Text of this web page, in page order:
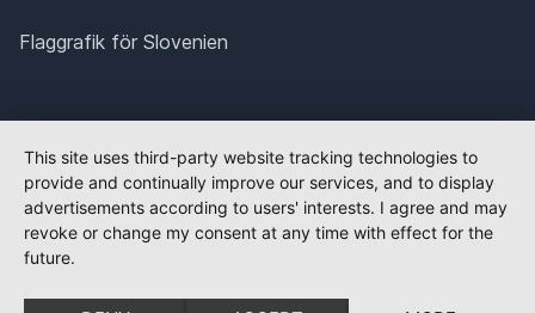
Flaggrafik för Slovenien
This site uses third-party website tracking technologies to
provide and continually improve our services, and to display
advertisements according to users' interests. I agree and may
revoke or change my consent at any time with effect for the
future.